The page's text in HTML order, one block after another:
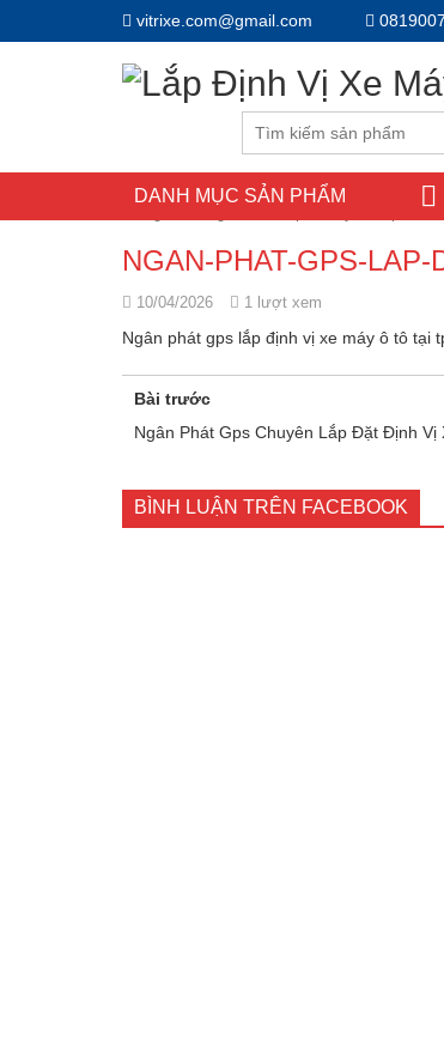
vitrixe.com@gmail.com
DANH MỤC SẢN PHẨM
Ngân Phát Gps Chuyên Lắp Đặt
NGAN-PHAT-GPS-LAP-
10/04/2026 1 lượt xem
Ngân phát gps lắp định vị xe máy ô tô tại
Bài trước
Ngân Phát Gps Chuyên Lắp Đặt Định Vị
BÌNH LUẬN TRÊN FACEBOOK